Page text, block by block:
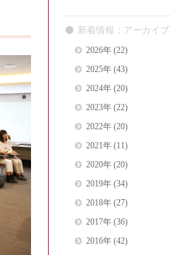
新着情報：アーカイブ
2026年(22)
2025年(43)
2024年(20)
2023年(22)
2022年(20)
2021年(11)
2020年(20)
2019年(34)
2018年(27)
2017年(36)
2016年(42)